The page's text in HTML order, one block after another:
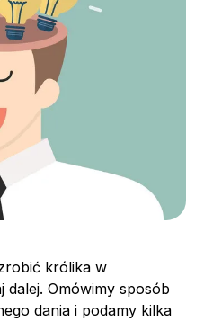
królika w
Omówimy sposób
dania i podamy kilka